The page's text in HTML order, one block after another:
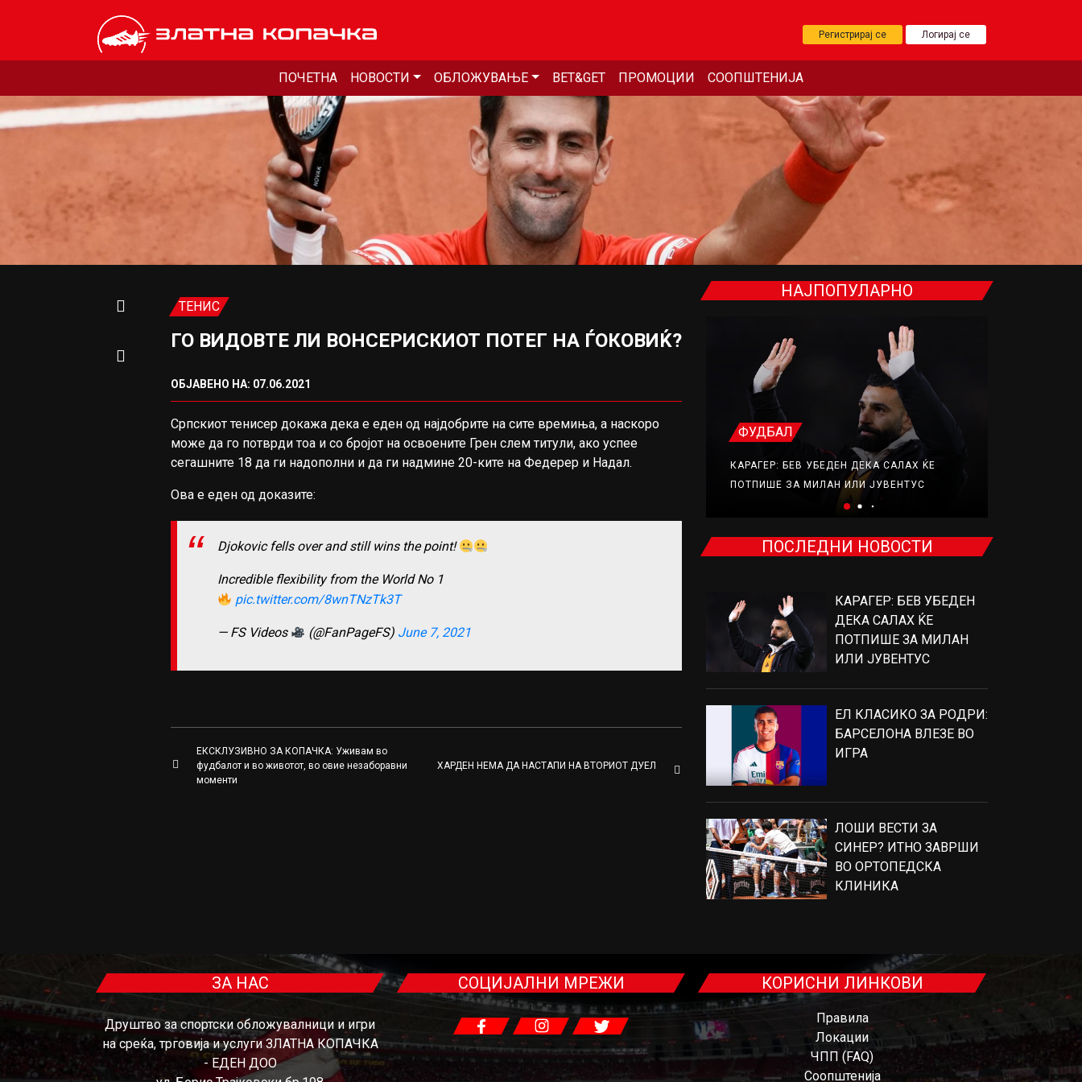
Регистрирај се Логирај се
ПОЧЕТНА НОВОСТИ ОБЛОЖУВАЊЕ BET&GET ПРОМОЦИИ СООПШТЕНИЈА
ТЕНИС
ГО ВИДОВТЕ ЛИ ВОНСЕРИСКИОТ ПОТЕГ НА ЃОКОВИЌ?
ОБЈАВЕНО НА: 07.06.2021
Српскиот тенисер докажа дека е еден од најдобрите на сите времиња, а наскоро
може да го потврди тоа и со бројот на освоените Грен слем титули, ако успее
сегашните 18 да ги надополни и да ги надмине 20-ките на Федерер и Надал.
Ова е еден од доказите:
Djokovic fells over and still wins the point!
Incredible flexibility from the World No 1
pic.twitter.com/8wnTNzTk3T
— FS Videos (@FanPageFS) June 7, 2021
ЕКСКЛУЗИВНО ЗА КОПАЧКА: Уживам во
фудбалот и во животот, во овие незаборавни
моменти
ХАРДЕН НЕМА ДА НАСТАПИ НА ВТОРИОТ ДУЕЛ
НАЈПОПУЛАРНО
ТЕНИС
ЛОШИ ВЕСТИ ЗА СИНЕР? ИТНО ЗАВРШИ ВО
ФУДБАЛ
КАРАГЕР: БЕВ УБЕДЕН ДЕКА САЛАХ ЌЕ
ПОТПИШЕ ЗА МИЛАН ИЛИ ЈУВЕНТУС
ПОСЛЕДНИ НОВОСТИ
КАРАГЕР: БЕВ УБЕДЕН
ДЕКА САЛАХ ЌЕ
ПОТПИШЕ ЗА МИЛАН
ИЛИ ЈУВЕНТУС
ЕЛ КЛАСИКО ЗА РОДРИ:
БАРСЕЛОНА ВЛЕЗЕ ВО
ИГРА
ЛОШИ ВЕСТИ ЗА
СИНЕР? ИТНО ЗАВРШИ
ВО ОРТОПЕДСКА
КЛИНИКА
ЗА НАС
Друштво за спортски обложувалници и игри
на среќа, трговија и услуги ЗЛАТНА КОПАЧКА
- ЕДЕН ДОО
СОЦИЈАЛНИ МРЕЖИ КОРИСНИ ЛИНКОВИ
Правила
Локации
ЧПП (FAQ)
Соопштенија